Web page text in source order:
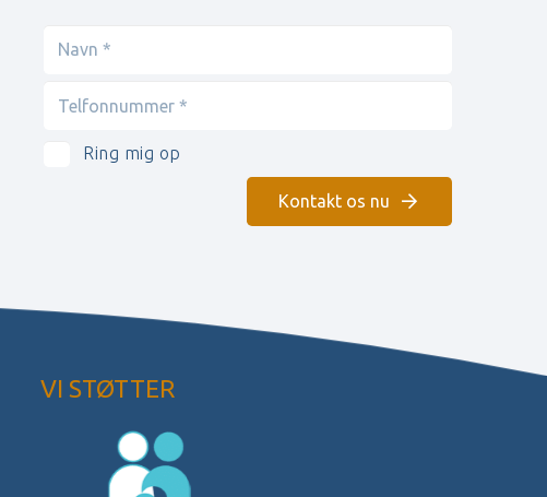
Ring mig op
Kontakt os nu
VI STØTTER